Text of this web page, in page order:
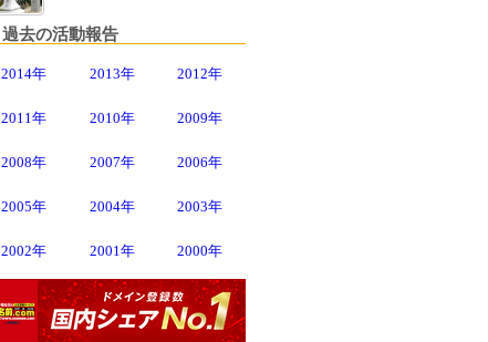
過去の活動報告
2014年 2013年 2012年
2011年 2010年 2009年
2008年 2007年 2006年
2005年 2004年 2003年
2002年 2001年 2000年